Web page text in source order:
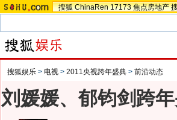
搜狐 ChinaRen 17173 焦点房地产
搜狐娱乐 > 电视 > 2011央视跨年盛典 > 前沿动态
刘媛媛、郁钧剑跨